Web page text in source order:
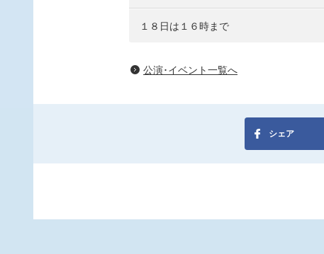
１８日は１６時まで
公演･イベント一覧へ
シェア